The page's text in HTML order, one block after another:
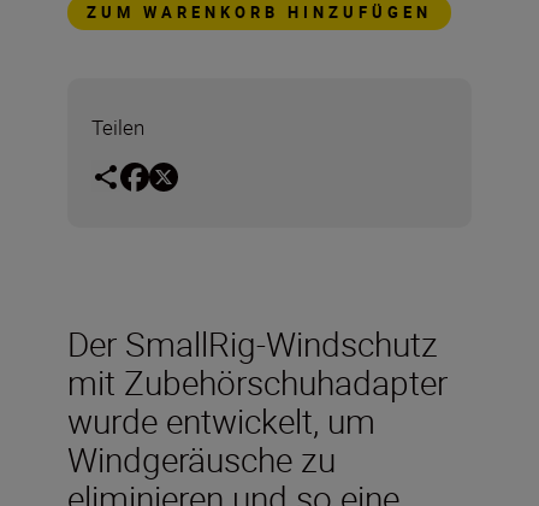
ZUM WARENKORB HINZUFÜGEN
Teilen
Der SmallRig-Windschutz
mit Zubehörschuhadapter
wurde entwickelt, um
Windgeräusche zu